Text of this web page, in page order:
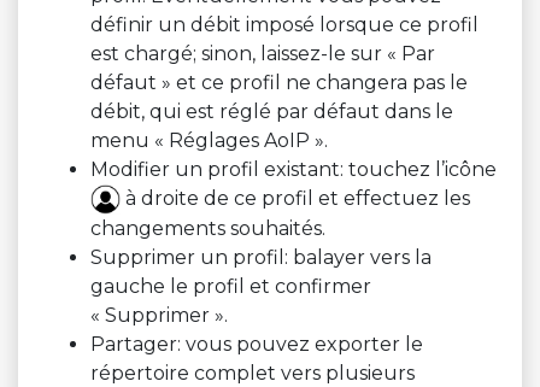
définir un débit imposé lorsque ce profil
est chargé; sinon, laissez-le sur « Par
défaut » et ce profil ne changera pas le
débit, qui est réglé par défaut dans le
menu « Réglages AoIP ».
Modifier un profil existant: touchez l’icône
à droite de ce profil et effectuez les
changements souhaités.
Supprimer un profil: balayer vers la
gauche le profil et confirmer
« Supprimer ».
Partager: vous pouvez exporter le
répertoire complet vers plusieurs